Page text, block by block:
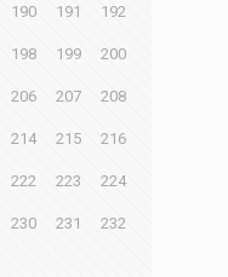
190 191 192
198 199 200
206 207 208
214 215 216
222 223 224
230 231 232